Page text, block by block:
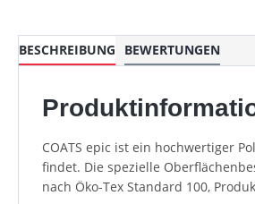
BESCHREIBUNG BEWERTUNGEN
COATS epic ist ein hochwertiger
findet. Die spezielle
nach Öko-Tex Standard 100,